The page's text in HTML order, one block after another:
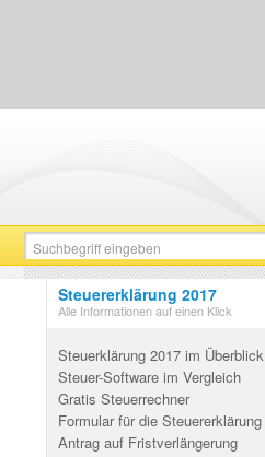
Steuererklärung 2017
Alle Informationen auf einen Klick
Steuerklärung 2017 im Überblick
Steuer-Software im Vergleich
Gratis Steuerrechner
Formular für die Steuererklärung
Antrag auf Fristverlängerung